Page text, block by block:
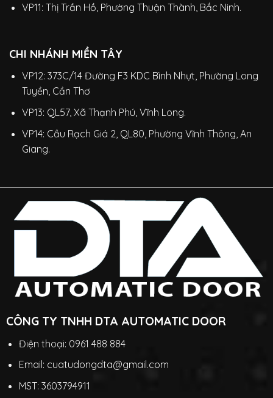
VP11: Thị Trần Hồ, Phường Thuận Thành, Bắc Ninh.
CHI NHÁNH MIỀN TÂY
VP12: 373C/14 Đường F3 KDC Bình Nhựt, Phường Long
Tuyền, Cần Thơ
VP13: QL57, Xã Thạnh Phú, Vĩnh Long.
VP14: Cầu Rạch Giá 2, QL80, Phường Vĩnh Thông, An
Giang.
CÔNG TY TNHH DTA AUTOMATIC DOOR
Điện thoại: 0961 488 884
Email: cuatudongdta@gmail.com
MST: 3603794911